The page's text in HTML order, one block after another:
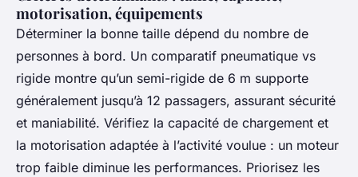
motorisation, équipements
Déterminer la bonne taille dépend du nombre de
personnes à bord. Un comparatif pneumatique vs
rigide montre qu’un semi-rigide de 6 m supporte
généralement jusqu’à 12 passagers, assurant sécurité
et maniabilité. Vérifiez la capacité de chargement et
la motorisation adaptée à l’activité voulue : un moteur
trop faible diminue les performances. Priorisez les